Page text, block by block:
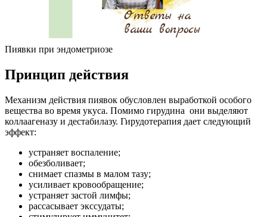
Пиявки при эндометриозе
Принцип действия
Механизм действия пиявок обусловлен выработкой особого
вещества во время укуса. Помимо гирудина они выделяют
коллаагеназу и дестабилазу. Гирудотерапия дает следующий
эффект:
устраняет воспаление;
обезболивает;
снимает спазмы в малом тазу;
усиливает кровообращение;
устраняет застой лимфы;
рассасывает экссудаты;